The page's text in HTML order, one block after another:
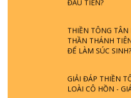
THẦN THÁNH
ĐỂ LÀM SÚC SINH?
LOÀI CÔ HỒN -
NÀO XUẤT BẢN